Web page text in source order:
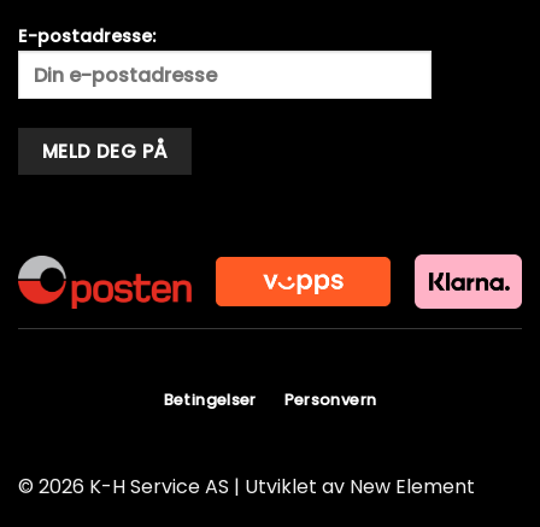
E-postadresse:
© 2026 K-H Service AS | Utviklet av New Element
Betingelser Personvern